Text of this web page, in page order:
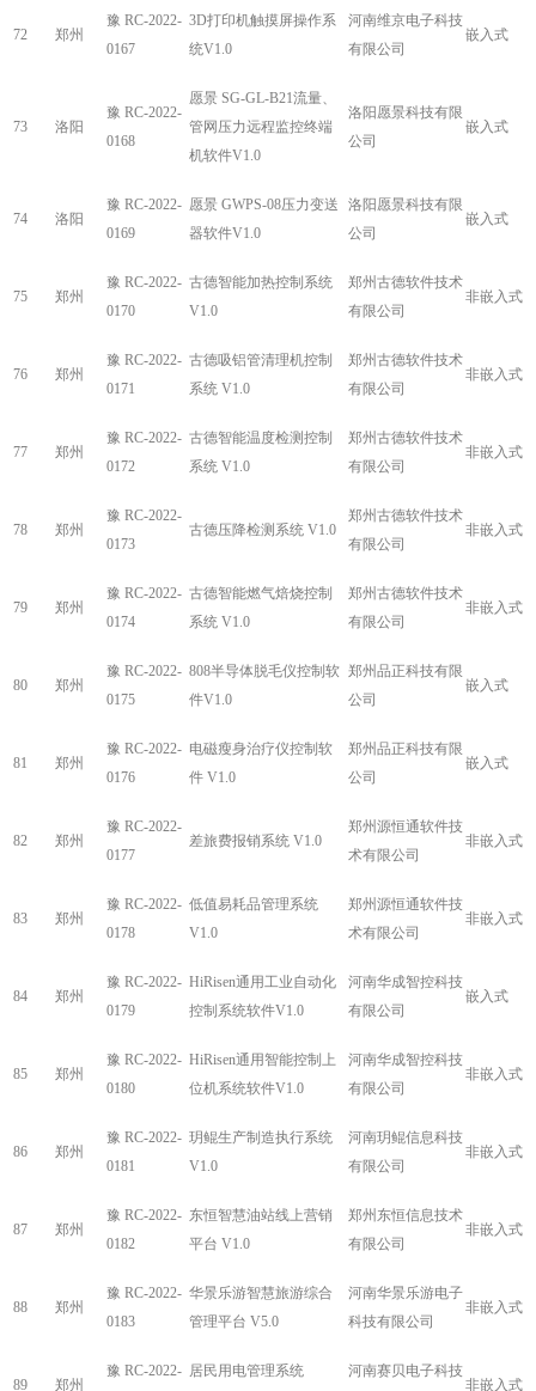
72 郑州
豫 RC-2022-
0167
3D打印机触摸屏操作系
统V1.0
河南维京电子科技
有限公司
嵌入式
73 洛阳
豫 RC-2022-
0168
愿景 SG-GL-B21流量、
管网压力远程监控终端
机软件V1.0
洛阳愿景科技有限
公司
嵌入式
74 洛阳
豫 RC-2022-
0169
愿景 GWPS-08压力变送
器软件V1.0
洛阳愿景科技有限
公司
嵌入式
75 郑州
豫 RC-2022-
0170
古德智能加热控制系统
V1.0
郑州古德软件技术
有限公司
非嵌入式
76 郑州
豫 RC-2022-
0171
古德吸铝管清理机控制
系统 V1.0
郑州古德软件技术
有限公司
非嵌入式
77 郑州
豫 RC-2022-
0172
古德智能温度检测控制
系统 V1.0
郑州古德软件技术
有限公司
非嵌入式
78 郑州
豫 RC-2022-
0173
古德压降检测系统 V1.0
郑州古德软件技术
有限公司
非嵌入式
79 郑州
豫 RC-2022-
0174
古德智能燃气焙烧控制
系统 V1.0
郑州古德软件技术
有限公司
非嵌入式
80 郑州
豫 RC-2022-
0175
808半导体脱毛仪控制软
件V1.0
郑州品正科技有限
公司
嵌入式
81 郑州
豫 RC-2022-
0176
电磁瘦身治疗仪控制软
件 V1.0
郑州品正科技有限
公司
嵌入式
82 郑州
豫 RC-2022-
0177
差旅费报销系统 V1.0
郑州源恒通软件技
术有限公司
非嵌入式
83 郑州
豫 RC-2022-
0178
低值易耗品管理系统
V1.0
郑州源恒通软件技
术有限公司
非嵌入式
84 郑州
豫 RC-2022-
0179
HiRisen通用工业自动化
控制系统软件V1.0
河南华成智控科技
有限公司
嵌入式
85 郑州
豫 RC-2022-
0180
HiRisen通用智能控制上
位机系统软件V1.0
河南华成智控科技
有限公司
非嵌入式
86 郑州
豫 RC-2022-
0181
玥鲲生产制造执行系统
V1.0
河南玥鲲信息科技
有限公司
非嵌入式
87 郑州
豫 RC-2022-
0182
东恒智慧油站线上营销
平台 V1.0
郑州东恒信息技术
有限公司
非嵌入式
88 郑州
豫 RC-2022-
0183
华景乐游智慧旅游综合
管理平台 V5.0
河南华景乐游电子
科技有限公司
非嵌入式
89 郑州
豫 RC-2022- 居民用电管理系统
河南赛贝电子科技
非嵌入式